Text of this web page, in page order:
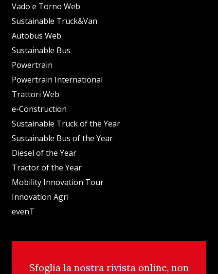
Vado e Torno Web
Sustainable Truck&Van
Autobus Web
Sustainable Bus
Powertrain
Powertrain International
Trattori Web
e-Construction
Sustainable Truck of the Year
Sustainable Bus of the Year
Diesel of the Year
Tractor of the Year
Mobility Innovation Tour
Innovation Agri
evenT
Sfoglia la nostra rivista online, non